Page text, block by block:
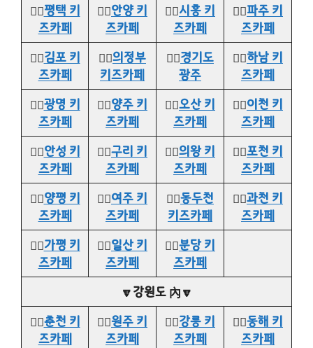
👉🏻평택 키
즈카페
👉🏻안양 키
즈카페
👉🏻시흥 키
즈카페
👉🏻파주 키
즈카페
👉🏻김포 키
즈카페
👉🏻의정부
키즈카페
👉🏻경기도
광주
👉🏻하남 키
즈카페
👉🏻광명 키
즈카페
👉🏻양주 키
즈카페
👉🏻오산 키
즈카페
👉🏻이천 키
즈카페
👉🏻안성 키
즈카페
👉🏻구리 키
즈카페
👉🏻의왕 키
즈카페
👉🏻포천 키
즈카페
👉🏻양평 키
즈카페
👉🏻여주 키
즈카페
👉🏻동두천
키즈카페
👉🏻과천 키
즈카페
👉🏻가평 키
즈카페
👉🏻일산 키
즈카페
👉🏻분당 키
즈카페
🔽강원도 內🔽
👉🏻춘천 키
즈카페
👉🏻원주 키
즈카페
👉🏻강릉 키
즈카페
👉🏻동해 키
즈카페